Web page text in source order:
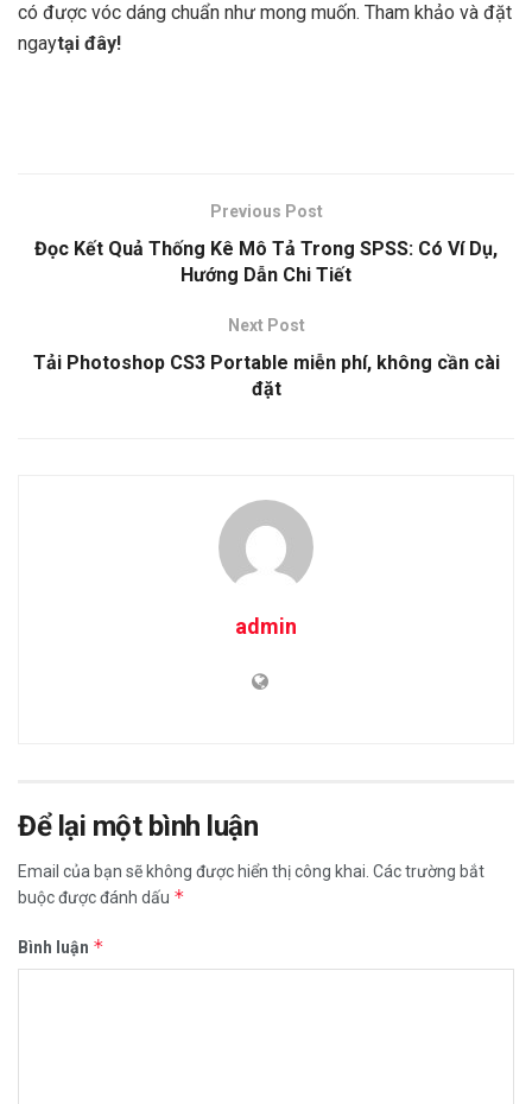
có được vóc dáng chuẩn như mong muốn. Tham khảo và đặt
ngaytại đây!
Previous Post
Đọc Kết Quả Thống Kê Mô Tả Trong SPSS: Có Ví Dụ,
Hướng Dẫn Chi Tiết
Next Post
Tải Photoshop CS3 Portable miễn phí, không cần cài
đặt
admin
Để lại một bình luận
Email của bạn sẽ không được hiển thị công khai. Các trường bắt
buộc được đánh dấu *
Bình luận *